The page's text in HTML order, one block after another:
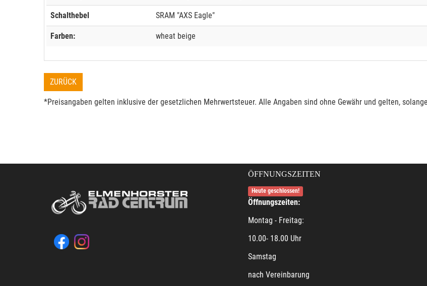
Schalthebel SRAM "AXS Eagle"
Farben: wheat beige
ZURÜCK
*Preisangaben gelten inklusive der gesetzlichen Mehrwertsteuer. Alle Angaben sind ohne Gewähr und gelten,
ÖFFNUNGSZEITEN
Heute geschlossen!
Öffnungszeiten:
Montag - Freitag:
10.00- 18.00 Uhr
Samstag
nach Vereinbarung